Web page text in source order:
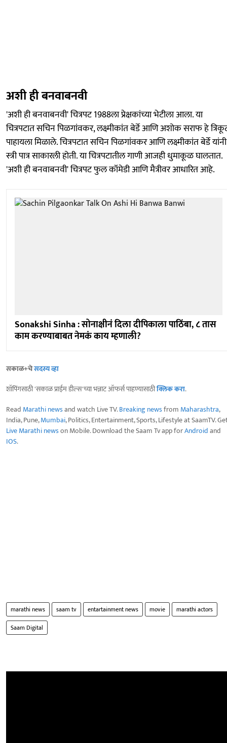
अशी ही बनवाबनवी
'अशी ही बनवाबनवी' चित्रपट 1988ला प्रेक्षकांच्या भेटीला आला. या
चित्रपटात सचिन पिळगांवकर, लक्ष्मीकांत बेर्डे आणि अशोक सराफ हे
पाहायला मिळाले. चित्रपटात सचिन पिळगांवकर आणि लक्ष्मीकांत बेर्डे यांनी
स्त्री पात्र साकारली होती. या चित्रपटातील गाणी आजही धुमाकूळ घालतात.
'अशी ही बनवाबनवी' चित्रपट फुल कॉमेडी आणि मैत्रीवर आधारित आहे.
Sonakshi Sinha : सोनाक्षीनं दिला दीपिकाला पाठिंबा, ८ तास
काम करण्याबाबत नेमकं काय म्हणाली?
सकाळ+चेसदस्य व्हा
शॉपिंगसाठी 'सकाळ प्राईम डील्स'च्या भन्नाट ऑफर्स पाहण्यासाठीक्लिक करा.
Read Marathi newsand watch Live TV.Breaking newsfrom Maharashtra,
India, Pune,Mumbai, Politics, Entertainment, Sports, Lifestyle at SaamTV.
Live Marathi newson Mobile. Download the Saam Tv app forAndroidand
IOS.
marathi news saam tv entartainment news movie
marathi actors
Saam Digital